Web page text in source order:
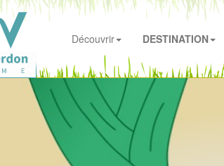
Découvrir
DESTINATION